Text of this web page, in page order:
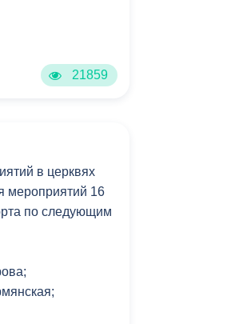
сведения
в
21859
в церквях
мероприятий 16
по следующим